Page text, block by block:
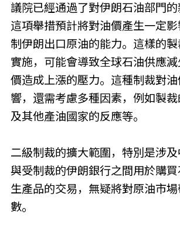
議院已經通過了對伊朗石油部門的
這項舉措預計將對油價產生一定
制伊朗出口原油的能力。這樣的
實施，可能會導致全球石油供應
價造成上漲的壓力。這種制裁對
響，還需考慮多種因素，例如製
及其他產油國家的反應等。
二級制裁的擴大範圍，特別是涉及
與受制裁的伊朗銀行之間用於購
生產品的交易，無疑將對原油市
數。